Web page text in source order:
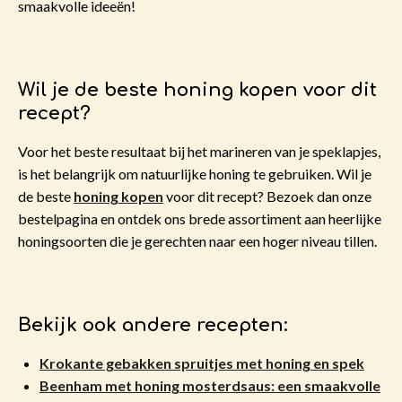
smaakvolle ideeën!
Wil je de beste honing kopen voor dit
recept?
Voor het beste resultaat bij het marineren van je speklapjes,
is het belangrijk om natuurlijke honing te gebruiken. Wil je
de beste honing kopen voor dit recept? Bezoek dan onze
bestelpagina en ontdek ons brede assortiment aan heerlijke
honingsoorten die je gerechten naar een hoger niveau tillen.
Bekijk ook andere recepten:
Krokante gebakken spruitjes met honing en spek
Beenham met honing mosterdsaus: een smaakvolle